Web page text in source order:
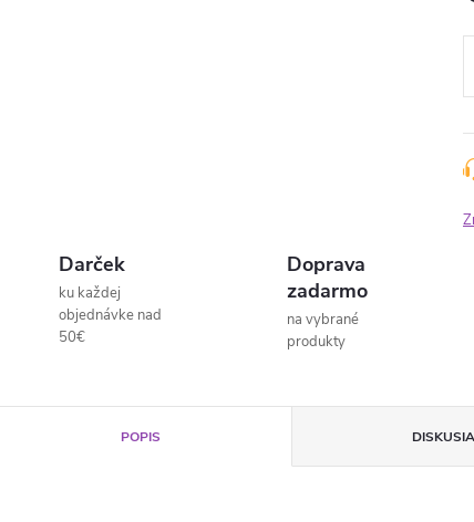
Darček
ku každej
objednávke nad
50€
Doprava
zadarmo
na vybrané
produkty
POPIS DISKUSIA